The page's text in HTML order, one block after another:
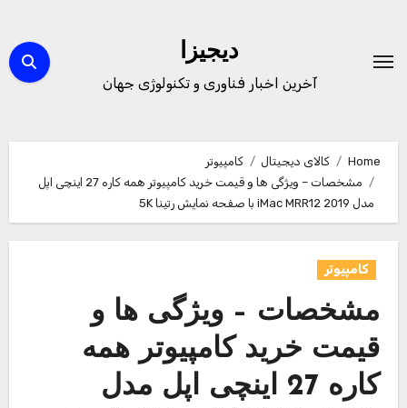
content
دیجیزا
آخرین اخبار فناوری و تکنولوژی جهان
Home کالای دیجیتال
کامپیوتر
مشخصات – ویژگی ها و قیمت خرید کامپیوتر همه کاره 27 اینچی اپل
مدل iMac MRR12 2019 با صفحه نمایش رتینا 5K
کامپیوتر
مشخصات – ویژگی ها و
قیمت خرید کامپیوتر همه
کاره 27 اینچی اپل مدل